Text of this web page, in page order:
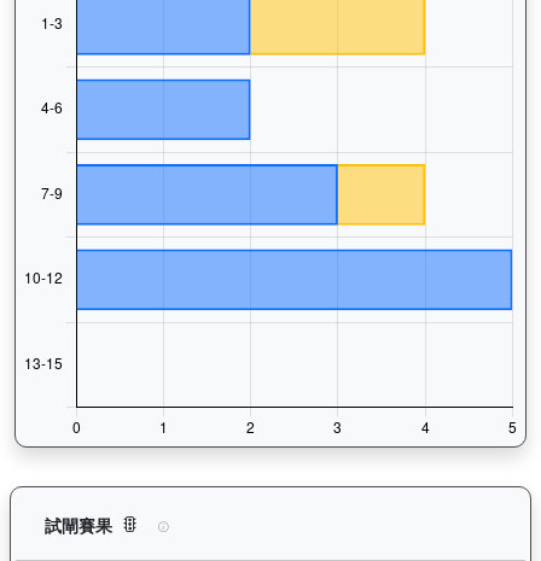
試閘賽果 炯炯有神（H341）— 試閘賽果紀錄：查看馬匹